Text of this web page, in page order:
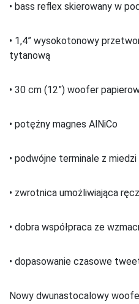
• bass reflex skierowany w
• 1,4” wysokotonowy
tytanową
• 30 cm (12”) woofer
• potężny magnes AlNiCo
• podwójne terminale z
• zwrotnica umożliwiająca
• dobra współpraca ze
• dopasowanie czasowe
Nowy dwunastocalowy